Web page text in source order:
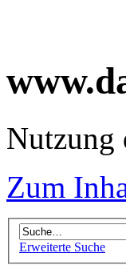
Nutzung
Zum
Erweiterte Suche